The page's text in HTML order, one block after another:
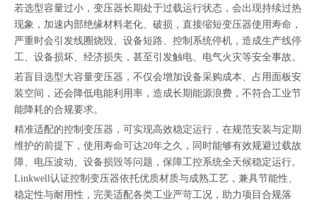
若选型容量过小，变压器长期处于过载运行状态，会出现持续过热
现象，加速内部绝缘材料老化、破损，直接缩短变压器使用寿命，
严重时会引发线圈烧毁、设备短路、控制系统停机，造成生产线停
工、设备损坏、经济损失，甚至引发触电、电气火灾等安全事故。
若盲目选型大容量变压器，不仅会增加设备采购成本、占用面板安
装空间，还会降低电能利用率，造成长期能源浪费，不符合工业节
能降耗的合规要求。
精准适配的控制变压器，可实现高效稳定运行，在规范安装与定期
维护的前提下，使用寿命可达20年之久，同时能够有效规避过载故
障、电压波动、设备损毁等问题，保障工控系统全天候稳定运行。
Linkwell认证控制变压器依托优质材质与成熟工艺，兼具节能性、
稳定性与耐用性，完美适配各类工业严苛工况，助力项目合规落